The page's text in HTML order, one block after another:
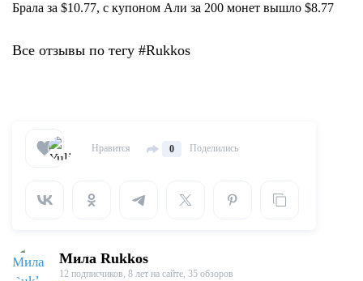
Брала за $10.77, с купоном Али за 200 монет вышло $8.77
Все отзывы по тегу #Rukkos
Нравится 0 Поделились
Мила Rukkos
12 подписчиков, 8 лет на сайте, 35 обзоров